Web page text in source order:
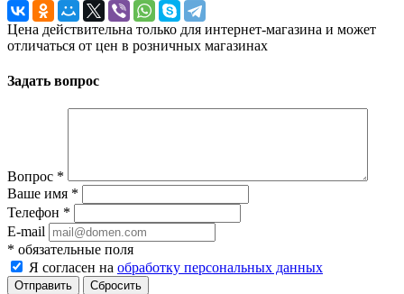
Цена действительна только для интернет-магазина и может
отличаться от цен в розничных магазинах
Задать вопрос
Вопрос *
Ваше имя *
Телефон *
E-mail
* обязательные поля
Я согласен на обработку персональных данных
Отправить Сбросить